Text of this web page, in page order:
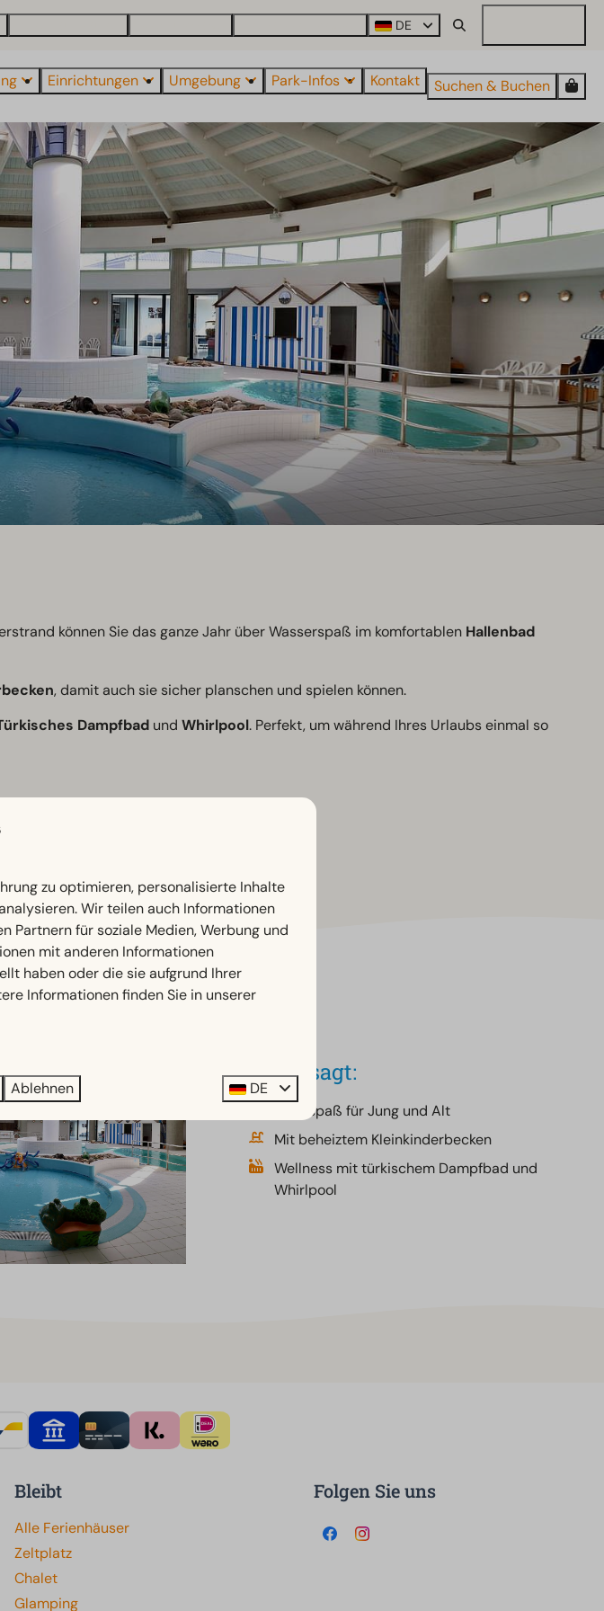
DE
Einrichtungen Umgebung Park-Infos Kontakt Suchen & Buchen
können Sie das ganze Jahr über Wasserspaß im komfortablen Hallenbad
, damit auch sie sicher planschen und spielen können.
Dampfbad undWhirlpool. Perfekt, um während Ihres Urlaubs einmal so
Kurz gesagt:
Badespaß für Jung und Alt
Mit beheiztem Kleinkinderbecken
Wellness mit türkischem Dampfbad und
Whirlpool
Bleibt
Alle Ferienhäuser
Zeltplatz
Chalet
Glamping
Folgen Sie uns
zu optimieren, personalisierte Inhalte
Wir teilen auch Informationen
Partnern für soziale Medien, Werbung und
mit anderen Informationen
haben oder die sie aufgrund Ihrer
Informationen finden Sie in unserer
Ablehnen DE